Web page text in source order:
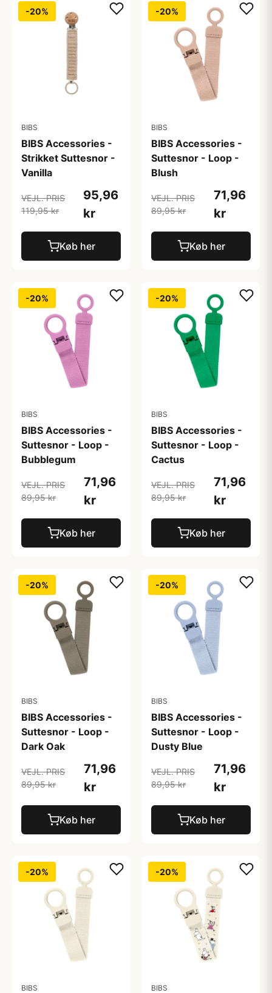
-20%
BIBS
BIBS Accessories -
Strikket Suttesnor -
Vanilla
VEJL. PRIS
119,95 kr
95,96
kr
Køb her
-20%
BIBS
BIBS Accessories -
Suttesnor - Loop -
Blush
VEJL. PRIS
89,95 kr
71,96
kr
Køb her
-20%
BIBS
BIBS Accessories -
Suttesnor - Loop -
Bubblegum
VEJL. PRIS
89,95 kr
71,96
kr
Køb her
-20%
BIBS
BIBS Accessories -
Suttesnor - Loop -
Cactus
VEJL. PRIS
89,95 kr
71,96
kr
Køb her
-20%
BIBS
BIBS Accessories -
Suttesnor - Loop -
Dark Oak
VEJL. PRIS
89,95 kr
71,96
kr
Køb her
-20%
BIBS
BIBS Accessories -
Suttesnor - Loop -
Dusty Blue
VEJL. PRIS
89,95 kr
71,96
kr
Køb her
-20%
BIBS
-20%
BIBS